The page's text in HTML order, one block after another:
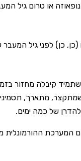
או טרום גיל
כן) לפני גיל
שתמיד קיבלה מחזור
מתארך,
של כמה ימים.
המערכת ההורמונלית